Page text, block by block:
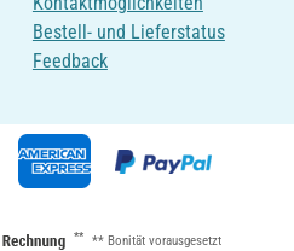
Bestell- und Lieferstatus
Feedback
** ** Bonität vorausgesetzt